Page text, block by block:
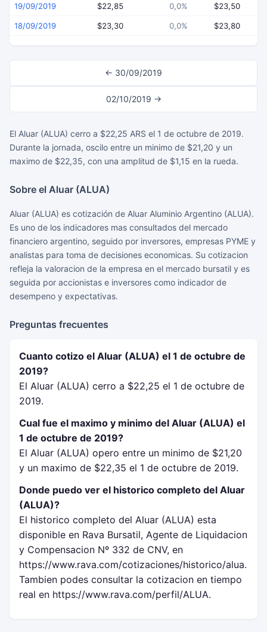
19/09/2019 $22,85 0,0% $23,50
18/09/2019 $23,30 0,0% $23,80
← 30/09/2019
02/10/2019 →
El Aluar (ALUA) cerro a $22,25 ARS el 1 de octubre de 2019.
Durante la jornada, oscilo entre un minimo de $21,20 y un
maximo de $22,35, con una amplitud de $1,15 en la rueda.
Sobre el Aluar (ALUA)
Aluar (ALUA) es cotización de Aluar Aluminio Argentino (ALUA).
Es uno de los indicadores mas consultados del mercado
financiero argentino, seguido por inversores, empresas PYME y
analistas para toma de decisiones economicas. Su cotizacion
refleja la valoracion de la empresa en el mercado bursatil y es
seguida por accionistas e inversores como indicador de
desempeno y expectativas.
Preguntas frecuentes
Cuanto cotizo el Aluar (ALUA) el 1 de octubre de
2019?
El Aluar (ALUA) cerro a $22,25 el 1 de octubre de
2019.
Cual fue el maximo y minimo del Aluar (ALUA) el
1 de octubre de 2019?
El Aluar (ALUA) opero entre un minimo de $21,20
y un maximo de $22,35 el 1 de octubre de 2019.
Donde puedo ver el historico completo del Aluar
(ALUA)?
El historico completo del Aluar (ALUA) esta
disponible en Rava Bursatil, Agente de Liquidacion
y Compensacion Nº 332 de CNV, en
https://www.rava.com/cotizaciones/historico/alua.
Tambien podes consultar la cotizacion en tiempo
real en https://www.rava.com/perfil/ALUA.